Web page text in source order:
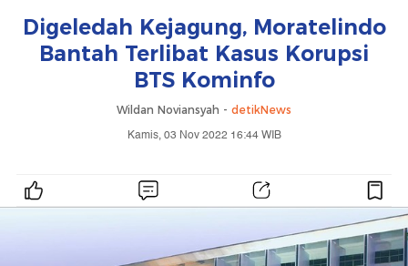
Digeledah Kejagung, Moratelindo
Bantah Terlibat Kasus Korupsi
BTS Kominfo
Wildan Noviansyah - detikNews
Kamis, 03 Nov 2022 16:44 WIB